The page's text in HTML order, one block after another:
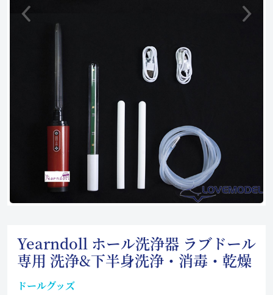
Yearndoll ホール洗浄器 ラブドール
専用 洗浄&下半身洗浄・消毒・乾燥
ドールグッズ